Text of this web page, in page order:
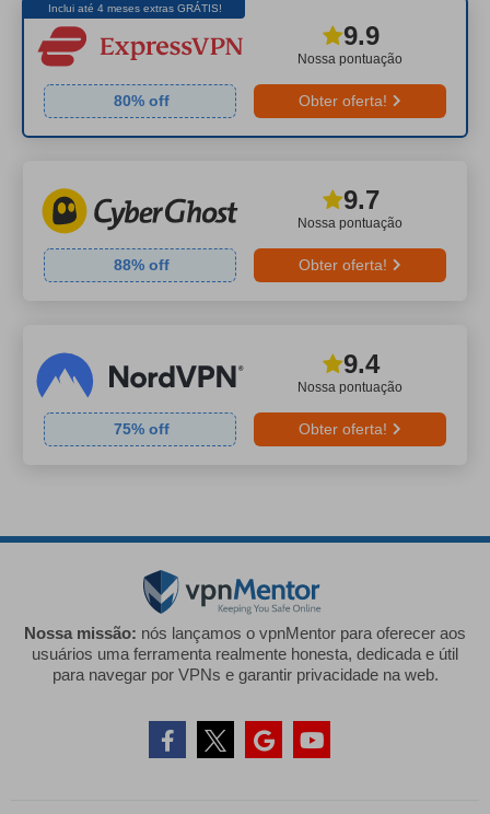
Inclui até 4 meses extras GRÁTIS!
Nossa pontuação
9.9
80% off Obter oferta!
Nossa pontuação
9.7
88% off Obter oferta!
Nossa pontuação
9.4
75% off Obter oferta!
Nossa missão: nós lançamos o vpnMentor para oferecer aos
usuários uma ferramenta realmente honesta, dedicada e útil
para navegar por VPNs e garantir privacidade na web.